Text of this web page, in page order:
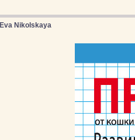
Eva Nikolskaya